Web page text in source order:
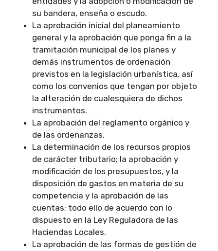
su bandera, enseña o escudo.
La aprobación inicial del planeamiento
general y la aprobación que ponga fin a la
tramitación municipal de los planes y
demás instrumentos de ordenación
previstos en la legislación urbanística, así
como los convenios que tengan por objeto
la alteración de cualesquiera de dichos
instrumentos.
La aprobación del reglamento orgánico y
de las ordenanzas.
La determinación de los recursos propios
de carácter tributario; la aprobación y
modificación de los presupuestos, y la
disposición de gastos en materia de su
competencia y la aprobación de las
cuentas; todo ello de acuerdo con lo
dispuesto en la Ley Reguladora de las
Haciendas Locales.
La aprobación de las formas de gestión de